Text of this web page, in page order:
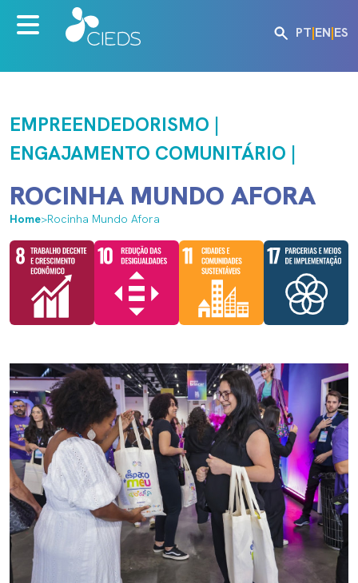
PT|EN|ES
EMPREENDEDORISMO |
ENGAJAMENTO COMUNITÁRIO |
ROCINHA MUNDO AFORA
Home>Rocinha Mundo Afora